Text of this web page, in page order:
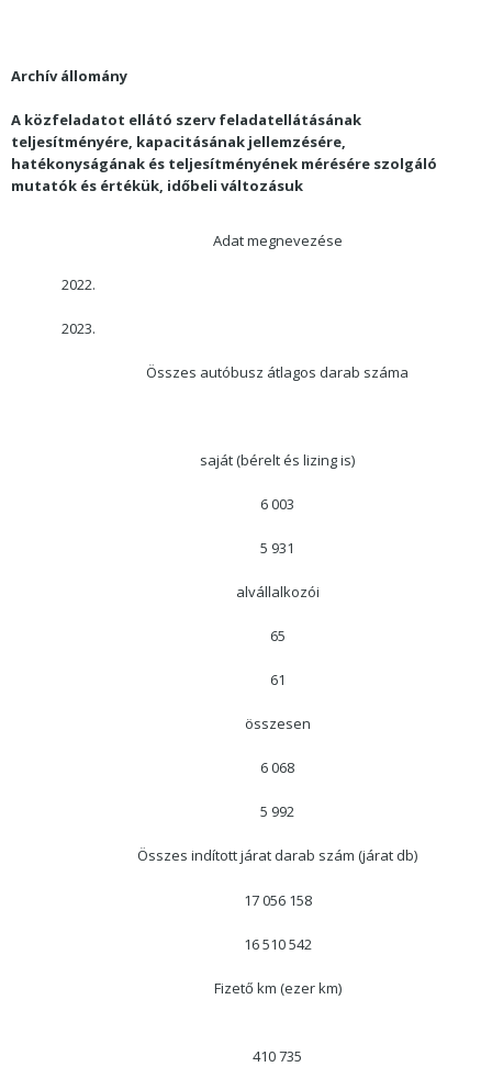
Archív állomány
A közfeladatot ellátó szerv feladatellátásának
teljesítményére, kapacitásának jellemzésére,
hatékonyságának és teljesítményének mérésére szolgáló
mutatók és értékük, időbeli változásuk
Adat megnevezése
2022.
2023.
Összes autóbusz átlagos darab száma
saját (bérelt és lizing is)
6 003
5 931
alvállalkozói
65
61
összesen
6 068
5 992
Összes indított járat darab szám (járat db)
17 056 158
16 510 542
Fizető km (ezer km)
410 735